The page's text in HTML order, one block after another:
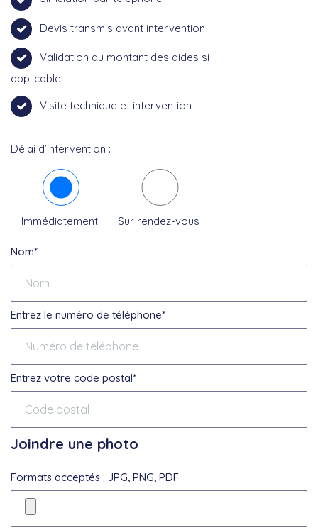
Devis transmis avant intervention
Validation du montant des aides si
applicable
Visite technique et intervention
Délai d’intervention :
Immédiatement Sur rendez-vous
Nom*
Entrez le numéro de téléphone*
Entrez votre code postal*
Joindre une photo
Formats acceptés : JPG, PNG, PDF